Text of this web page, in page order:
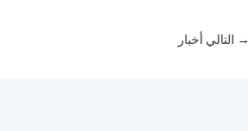
التالي أخبار →